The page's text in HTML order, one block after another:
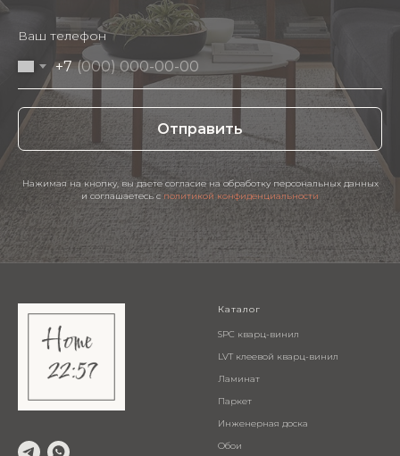
Ваш телефон
+7
Отправить
Нажимая на кнопку, вы даете согласие на обработку персональных данных
и соглашаетесь c политикой конфиденциальности
Каталог
SPC кварц-винил
LVT клеевой кварц-винил
Ламинат
Паркет
Инженерная доска
Обои